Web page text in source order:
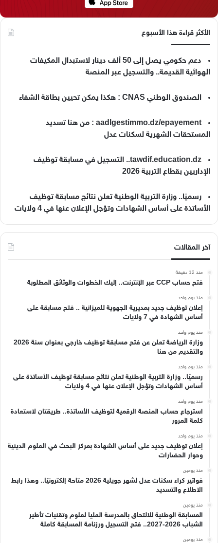
الأكثر قراءة هذا الأسبوع
دعم حكومي يصل إلى 50 ألف دينار لاستبدال المكيفات
الهوائية القديمة.. والتسجيل عبر المنصة
الصندوق الوطني CNAS : هكذا يمكن تحيين بطاقة الشفاء
aadlgestimmo.dz/epayement : من هنا تسديد
المستحقات الشهرية لسكنات عدل
tawdif.education.dz.. التسجيل في مسابقة توظيف
الإداريين بقطاع التربية 2026
رسميًا.. وزارة التربية الوطنية تعلن نتائج مسابقة توظيف
الأساتذة على أساس الشهادات وتؤجل الإعلان عنها في 4 ولايات
آخر المقالات
منذ 12 دقيقة
فتح حساب CCP عبر الإنترنت.. إليك الخطوات والوثائق المطلوبة
منذ يوم واحد
إعلان توظيف جديد بمديرية الجهوية للميزانية .. فتح مسابقة على
أساس الشهادة في 7 ولايات
منذ يوم واحد
وزارة الرياضة تعلن عن فتح مسابقة توظيف خارجي بعنوان سنة 2026
والتقديم من هنا
منذ يوم واحد
رسميًا.. وزارة التربية الوطنية تعلن نتائج مسابقة توظيف الأساتذة على
أساس الشهادات وتؤجل الإعلان عنها في 4 ولايات
منذ يوم واحد
استرجاع حساب المنصة الرقمية لتوظيف الأساتذة.. طريقتان لاستعادة
كلمة المرور
منذ يوم واحد
إعلان توظيف جديد على أساس الشهادة بمركز البحث في العلوم الدينية
وحوار الحضارات
منذ يومين
فواتير كراء سكنات عدل لشهر جويلية 2026 متاحة إلكترونيًا.. وهذا رابط
الاطلاع والتسديد
منذ يومين
المسابقة الوطنية للالتحاق بالمدرسة العليا لعلوم وتقنيات تأطير
الشباب 2026-2027.. فتح التسجيل ورزنامة المسابقة كاملة
منذ يومين